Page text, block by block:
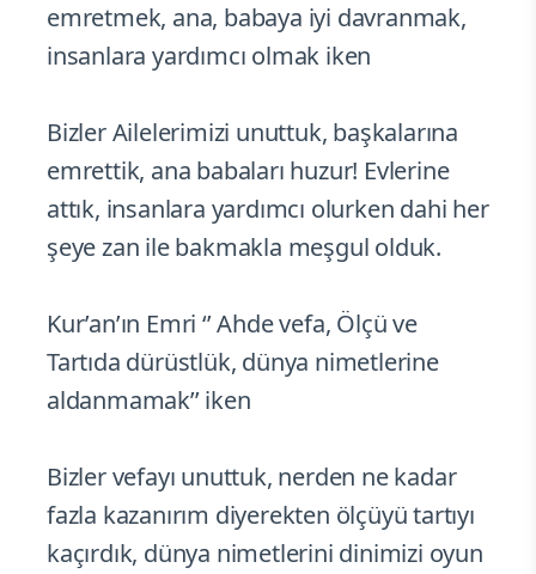
emretmek, ana, babaya iyi davranmak,
insanlara yardımcı olmak iken
Bizler Ailelerimizi unuttuk, başkalarına
emrettik, ana babaları huzur! Evlerine
attık, insanlara yardımcı olurken dahi her
şeye zan ile bakmakla meşgul olduk.
Kur’an’ın Emri ‘’ Ahde vefa, Ölçü ve
Tartıda dürüstlük, dünya nimetlerine
aldanmamak’’ iken
Bizler vefayı unuttuk, nerden ne kadar
fazla kazanırım diyerekten ölçüyü tartıyı
kaçırdık, dünya nimetlerini dinimizi oyun